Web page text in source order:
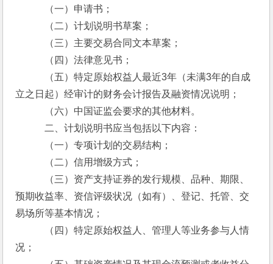
（一）申请书；
（二）计划说明书草案；
（三）主要交易合同文本草案；
（四）法律意见书；
（五）特定原始权益人最近3年（未满3年的自成
立之日起）经审计的财务会计报告及融资情况说明；
（六）中国证监会要求的其他材料。
二、计划说明书应当包括以下内容：
（一）专项计划的交易结构；
（二）信用增级方式；
（三）资产支持证券的发行规模、品种、期限、
预期收益率、资信评级状况（如有）、登记、托管、交
易场所等基本情况；
（四）特定原始权益人、管理人等业务参与人情
况；